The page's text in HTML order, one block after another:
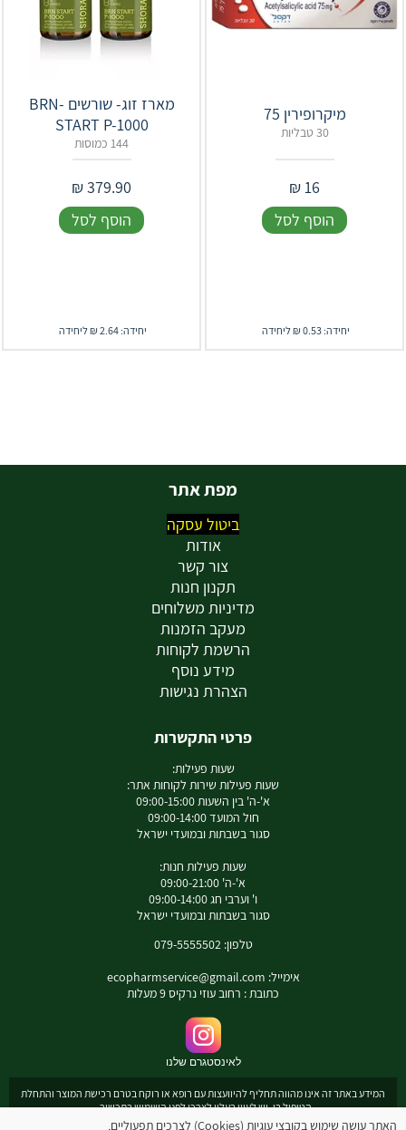
מיקרופירין 75
30 טבליות
16
₪
הוסף לסל
יחידה: 0.53 ₪ ליחידה
מארז זוג- שורשים ‎BRN-
START P-1000
144 כמוסות
379.90
₪
הוסף לסל
יחידה: 2.64 ₪ ליחידה
מפת אתר
ביטול עסקה
אודות
צור קשר
תקנון חנות
מדיניות משלוחים
מעקב הזמנות
הרשמת לקוחות
מידע נוסף
הצהרת נגישות
פרטי התקשרות
שעות פעילות:
שעות פעילות שירות לקוחות אתר:
א'-ה' בין השעות 09:00-15:00
חול המועד 09:00-14:00
סגור בשבתות ובמועדי ישראל
שעות פעילות חנות:
א'-ה' 09:00-21:00
ו' וערבי חג 09:00-14:00
סגור בשבתות ובמועדי ישראל
טלפון: 079-5555502
אימייל: ecopharmservice@gmail.com
כתובת : רחוב עוזי נרקיס 9 מעלות
לאינסטגרם שלנו
המידע באתר זה אינו מהווה תחליף להיוועצות עם רופא או רוקח בטרם רכישת המוצר והתחלת
הטיפול בו. יש לעיין בעלון לצרכן לפני השימוש בתכשיר .
מומלץ להיוועץ עם רוקח בכל הנוגע למטרות ואופן השימוש , תופעות לוואי ואינטראקציה עם
האתר עושה שימוש בקובצי עוגיות (Cookies) לצרכים תפעוליים,